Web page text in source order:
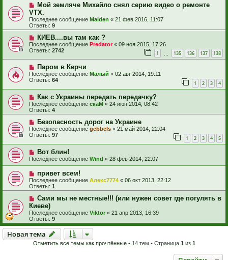
Мой земляче Михайло снял серию видео о ремонте
VTX.
Последнее сообщение Maiden « 21 фев 2016, 11:07
Ответы: 9
КИЕВ....вы там как ?
Последнее сообщение Predator« 09 ноя 2015, 17:26
Ответы: 2742 1 135 136 137 138
Паром в Керчи
Последнее сообщение Малый « 02 авг 2014, 19:11
Ответы: 64 1 2 3 4
Как с Украины передать передачку?
Последнее сообщение скаМ « 24 июн 2014, 08:42
Ответы: 4
Безопасность дорог на Украине
Последнее сообщение gebbels « 21 май 2014, 22:04
Ответы: 97 1 2 3 4 5
Вот блин!
Последнее сообщение Wind « 28 фев 2014, 22:07
привет всем!
Последнее сообщение Алекс7774 « 06 окт 2013, 22:12
Ответы: 1
Сами мы не местные!!! (или нужен совет где погулять в
Киеве)
Последнее сообщение Viktor « 21 апр 2013, 16:39
Ответы: 9
Новая тема
Новаятема
Отметить все темы как прочтённые• 14 тем • Страница 1 из 1